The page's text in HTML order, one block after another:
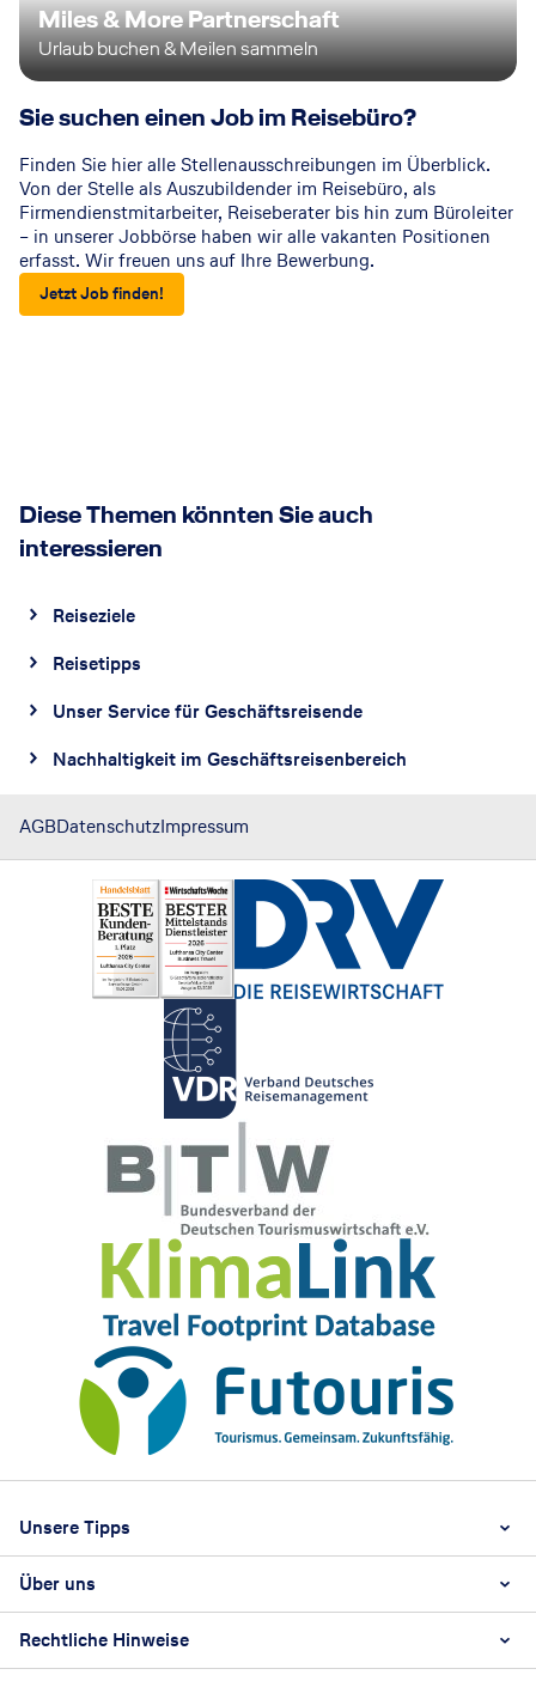
Miles & More Partnerschaft
Urlaub buchen & Meilen sammeln
Sie suchen einen Job im Reisebüro?
Finden Sie hier alle Stellenausschreibungen im Überblick.
Von der Stelle als Auszubildender im Reisebüro, als
Firmendienstmitarbeiter, Reiseberater bis hin zum Büroleiter
– in unserer Jobbörse haben wir alle vakanten Positionen
erfasst. Wir freuen uns auf Ihre Bewerbung.
Jetzt Job finden!
Diese Themen könnten Sie auch
interessieren
Reiseziele
Reisetipps
Unser Service für Geschäftsreisende
Nachhaltigkeit im Geschäftsreisenbereich
AGBDatenschutzImpressum
Unsere Tipps
Beste Reisezeit
Über uns
Karriere
Rechtliche Hinweise